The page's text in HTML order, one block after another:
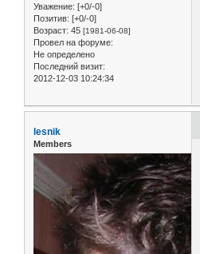
Уважение: [+0/-0]
Позитив: [+0/-0]
Возраст: 45 [1981-06-08]
Провел на форуме:
Не определено
Последний визит:
2012-12-03 10:24:34
lesnik
Members